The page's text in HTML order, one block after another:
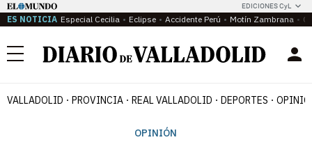
EDICIONES CyL
ES NOTICIA Especial Cecilia Eclipse Accidente Perú Motín Zambrana
Menú
VALLADOLID PROVINCIA REAL VALLADOLID DEPORTES
OPINIÓN